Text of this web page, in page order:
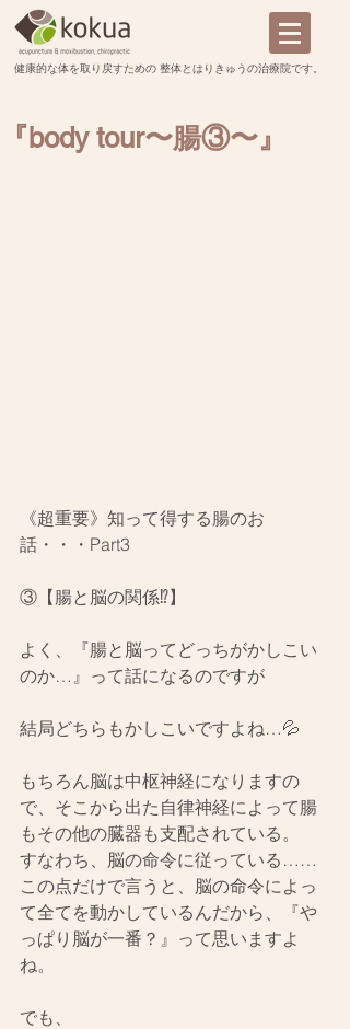
​健康的な体を取り戻すための 整体とはりきゅうの治療院です。
『body tour〜腸③〜』
《超重要》知って得する腸のお
話・・・Part3
③【腸と脳の関係⁉️】
よく、『腸と脳ってどっちがかしこい
のか…』って話になるのですが
結局どちらもかしこいですよね…💦
もちろん脳は中枢神経になりますの
で、そこから出た自律神経によって腸
もその他の臓器も支配されている。
すなわち、脳の命令に従っている……
この点だけで言うと、脳の命令によっ
て全てを動かしているんだから、『や
っぱり脳が一番？』って思いますよ
ね。
でも、